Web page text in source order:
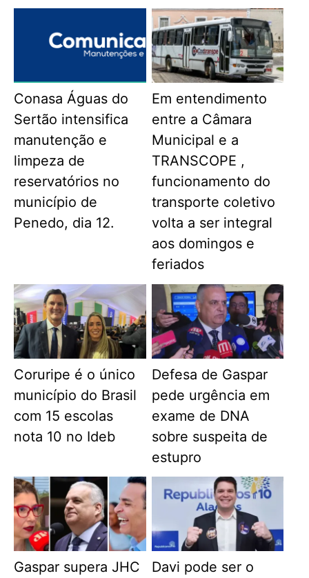
Conasa Águas do
Sertão intensifica
manutenção e
limpeza de
reservatórios no
município de
Penedo, dia 12.
Em entendimento
entre a Câmara
Municipal e a
TRANSCOPE ,
funcionamento do
transporte coletivo
volta a ser integral
aos domingos e
feriados
Coruripe é o único
município do Brasil
com 15 escolas
nota 10 no Ideb
Defesa de Gaspar
pede urgência em
exame de DNA
sobre suspeita de
estupro
Gaspar supera JHC
Davi pode ser o